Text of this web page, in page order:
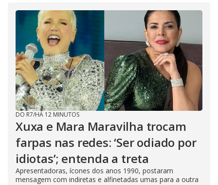
DO R7/HÁ 12 MINUTOS
Xuxa e Mara Maravilha trocam
farpas nas redes: ‘Ser odiado por
idiotas’; entenda a treta
Apresentadoras, ícones dos anos 1990, postaram
mensagem com indiretas e alfinetadas umas para a outra